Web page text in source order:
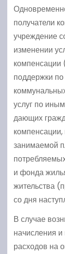
получатели
учреждение
изменении
компенсации
поддержки
услуг по
дающих
занимаемой
и фонда
жительства
со дня
В случае
начисления
расходов на